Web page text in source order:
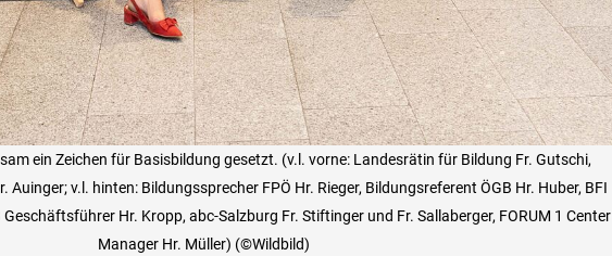
ein Zeichen für Basisbildung gesetzt. (v.l. vorne: Landesrätin für Bildung Fr. Gutschi,
Auinger; v.l. hinten: Bildungssprecher FPÖ Hr. Rieger, Bildungsreferent ÖGB Hr. Huber, BFI
Hr. Kropp, abc-Salzburg Fr. Stiftinger und Fr. Sallaberger, FORUM 1 Center
Manager Hr. Müller) (©Wildbild)